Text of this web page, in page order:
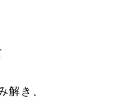
解き、